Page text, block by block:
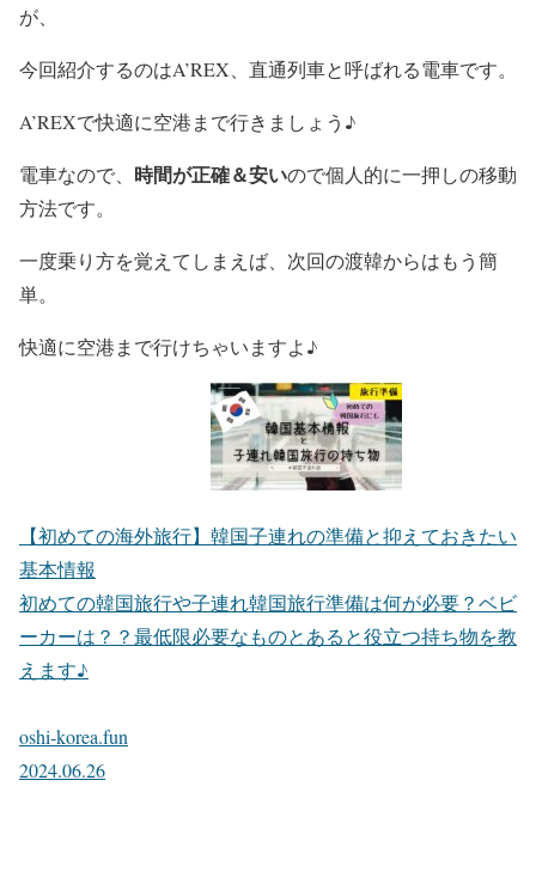
が、
今回紹介するのはA’REX、直通列車と呼ばれる電車です。
A’REXで快適に空港まで行きましょう♪
電車なので、 時間が正確＆安いので個人的に一押しの移動
方法です。
一度乗り方を覚えてしまえば、次回の渡韓からはもう簡
単。
快適に空港まで行けちゃいますよ♪
【初めての海外旅行】韓国子連れの準備と抑えておきたい
基本情報
初めての韓国旅行や子連れ韓国旅行準備は何が必要？ベビ
ーカーは？？最低限必要なものとあると役立つ持ち物を教
えます♪
oshi-korea.fun
2024.06.26